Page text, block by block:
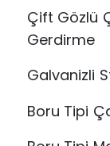
Çift Gözlü
Gerdirme
Galvanizli
Boru Tipi